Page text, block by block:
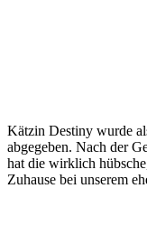
Kätzin Destiny wurde
abgegeben. Nach der
hat die wirklich
Zuhause bei unserem